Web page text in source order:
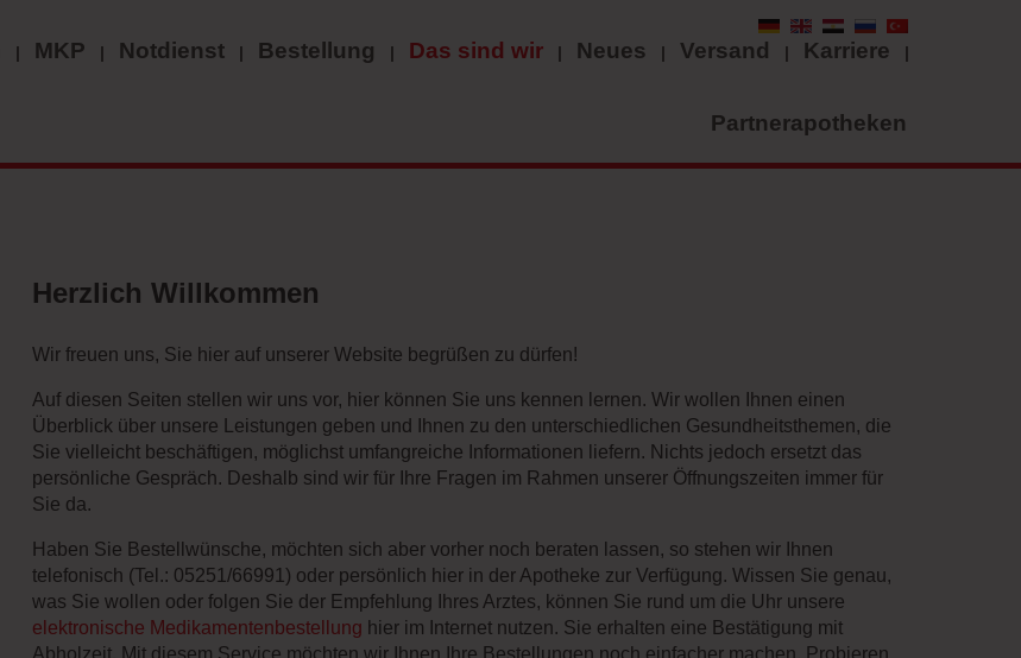
MKP Notdienst Bestellung Das sind wir Neues Versand Karriere
Partnerapotheken
Herzlich Willkommen
Wir freuen uns, Sie hier auf unserer Website begrüßen zu dürfen!
Auf diesen Seiten stellen wir uns vor, hier können Sie uns kennen lernen. Wir wollen Ihnen einen
Überblick über unsere Leistungen geben und Ihnen zu den unterschiedlichen Gesundheitsthemen, die
Sie vielleicht beschäftigen, möglichst umfangreiche Informationen liefern. Nichts jedoch ersetzt das
persönliche Gespräch. Deshalb sind wir für Ihre Fragen im Rahmen unserer Öffnungszeiten immer für
Sie da.
Haben Sie Bestellwünsche, möchten sich aber vorher noch beraten lassen, so stehen wir Ihnen
telefonisch (Tel.: 05251/66991) oder persönlich hier in der Apotheke zur Verfügung. Wissen Sie genau,
was Sie wollen oder folgen Sie der Empfehlung Ihres Arztes, können Sie rund um die Uhr unsere
elektronische Medikamentenbestellung hier im Internet nutzen. Sie erhalten eine Bestätigung mit
Abholzeit. Mit diesem Service möchten wir Ihnen Ihre Bestellungen noch einfacher machen. Probieren